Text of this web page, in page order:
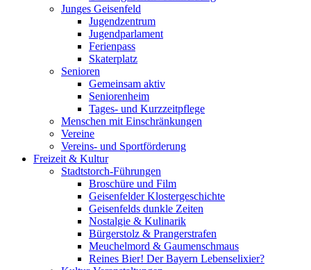
Junges Geisenfeld
Jugendzentrum
Jugendparlament
Ferienpass
Skaterplatz
Senioren
Gemeinsam aktiv
Seniorenheim
Tages- und Kurzzeitpflege
Menschen mit Einschränkungen
Vereine
Vereins- und Sportförderung
Freizeit & Kultur
Stadtstorch-Führungen
Broschüre und Film
Geisenfelder Klostergeschichte
Geisenfelds dunkle Zeiten
Nostalgie & Kulinarik
Bürgerstolz & Prangerstrafen
Meuchelmord & Gaumenschmaus
Reines Bier! Der Bayern Lebenselixier?